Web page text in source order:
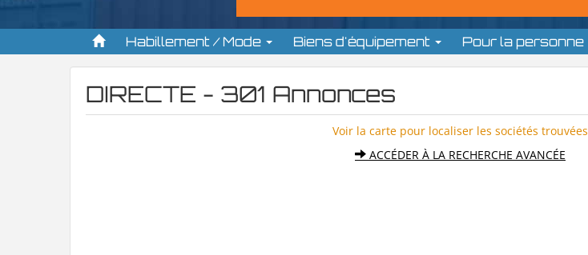
Habillement / Mode Biens d'équipement Pour la personne
DIRECTE - 301 Annonces
Voir la carte pour localiser les sociétés trouvées
ACCÉDER À LA RECHERCHE AVANCÉE